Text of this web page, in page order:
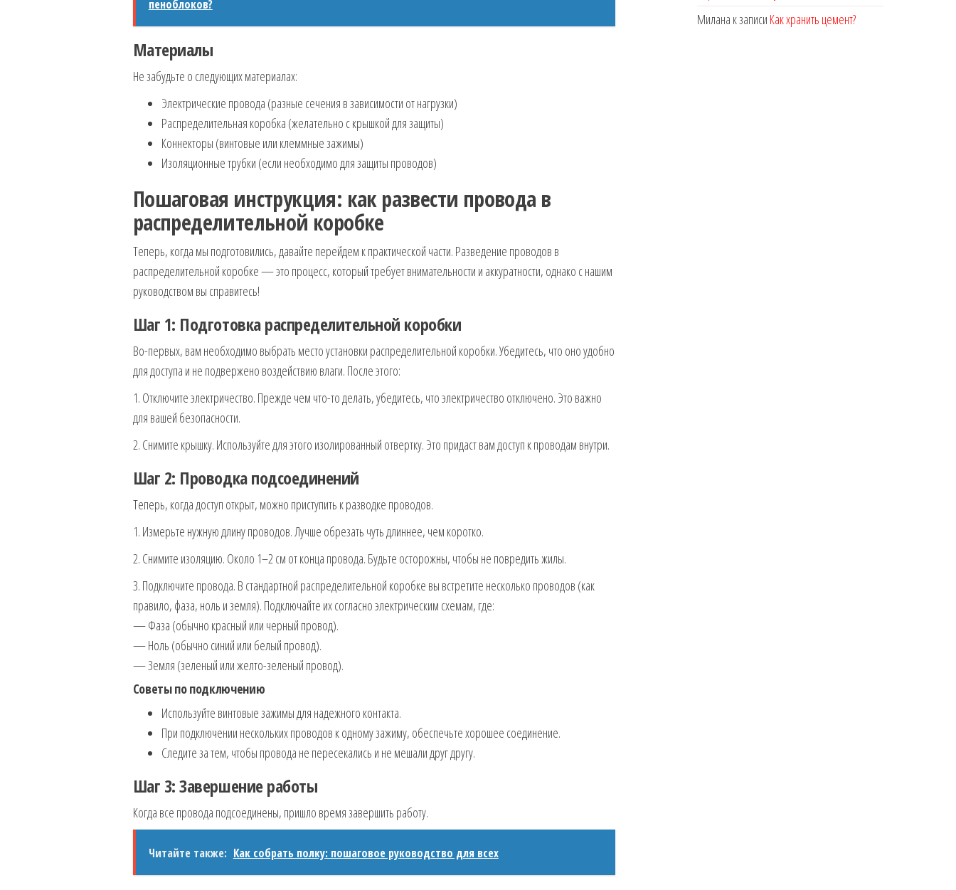
пеноблоков?
Материалы
Не забудьте о следующих материалах:
Электрические провода (разные сечения в зависимости от нагрузки)
Распределительная коробка (желательно с крышкой для защиты)
Коннекторы (винтовые или клеммные зажимы)
Изоляционные трубки (если необходимо для защиты проводов)
Пошаговая инструкция: как развести провода в
распределительной коробке
Теперь, когда мы подготовились, давайте перейдем к практической части. Разведение проводов в
распределительной коробке — это процесс, который требует внимательности и аккуратности, однако с нашим
руководством вы справитесь!
Шаг 1: Подготовка распределительной коробки
Во-первых, вам необходимо выбрать место установки распределительной коробки. Убедитесь, что оно удобно
для доступа и не подвержено воздействию влаги. После этого:
1. Отключите электричество. Прежде чем что-то делать, убедитесь, что электричество отключено. Это важно
для вашей безопасности.
2. Снимите крышку. Используйте для этого изолированный отвертку. Это придаст вам доступ к проводам внутри.
Шаг 2: Проводка подсоединений
Теперь, когда доступ открыт, можно приступить к разводке проводов.
1. Измерьте нужную длину проводов. Лучше обрезать чуть длиннее, чем коротко.
2. Снимите изоляцию. Около 1–2 см от конца провода. Будьте осторожны, чтобы не повредить жилы.
3. Подключите провода. В стандартной распределительной коробке вы встретите несколько проводов (как
правило, фаза, ноль и земля). Подключайте их согласно электрическим схемам, где:
— Фаза (обычно красный или черный провод).
— Ноль (обычно синий или белый провод).
— Земля (зеленый или желто-зеленый провод).
Советы по подключению
Используйте винтовые зажимы для надежного контакта.
При подключении нескольких проводов к одному зажиму, обеспечьте хорошее соединение.
Следите за тем, чтобы провода не пересекались и не мешали друг другу.
Шаг 3: Завершение работы
Когда все провода подсоединены, пришло время завершить работу.
Читайте также: Как собрать полку: пошаговое руководство для всех
Милана к записи Как хранить цемент?